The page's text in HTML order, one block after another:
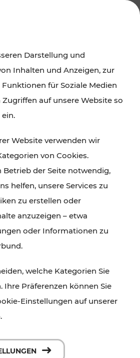
und das Burgenland
und Gastronomie,
Naturgenuss – viele
den Ticket- und Fahrplan-
gut und schnell erreichbar.
Darstellung und
Inhalten und Anzeigen, zur
für Soziale Medien
auf unsere Website so
Website verwenden wir
von Cookies.
Betrieb der Seite notwendig,
helfen, unsere Services zu
zu erstellen oder
anzuzeigen – etwa
oder Informationen zu
welche Kategorien Sie
Ihre Präferenzen können Sie
Einstellungen auf unserer